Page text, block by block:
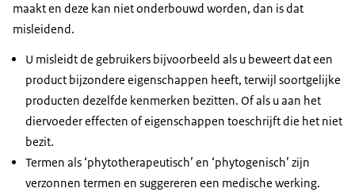
maakt en deze kan niet onderbouwd worden, dan is dat
misleidend.
U misleidt de gebruikers bijvoorbeeld als u beweert dat een
product bijzondere eigenschappen heeft, terwijl soortgelijke
producten dezelfde kenmerken bezitten. Of als u aan het
diervoeder effecten of eigenschappen toeschrijft die het niet
bezit.
Termen als ‘phytotherapeutisch’ en ‘phytogenisch’ zijn
verzonnen termen en suggereren een medische werking.